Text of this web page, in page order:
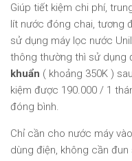
Giúp tiết kiệm chi phí,
lít nước đóng chai, tương
sử dụng máy lọc nước
thông thường thì sử dụng
khuẩn ( khoảng 350K )
kiệm được 190.000 / 1
đóng bình.
Chỉ cần cho nước máy
dùng điện, không cần đun